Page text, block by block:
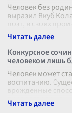
Человек без
выразил Якуб
поэт, в своих
страна, но и весь
Конкурсное
человеком лишь
Человек может
воспитанию.
врожденные